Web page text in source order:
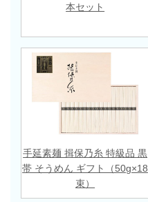
本セット
手延素麺 揖保乃糸 特級品 黒
帯 そうめん ギフト（50g×18
束）